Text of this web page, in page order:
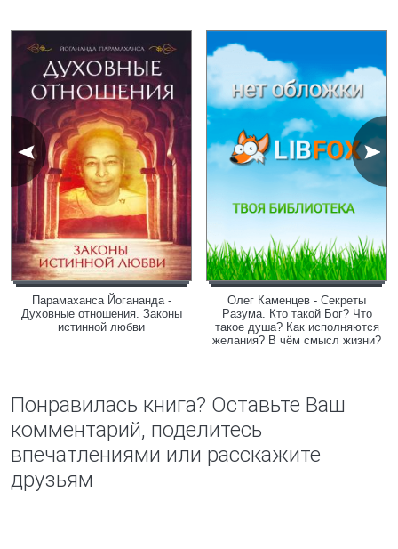
Парамаханса Йогананда -
Духовные отношения. Законы
истинной любви
Олег Каменцев - Секреты
Разума. Кто такой Бог? Что
такое душа? Как исполняются
желания? В чём смысл жизни?
Понравилась книга? Оставьте Ваш
комментарий, поделитесь
впечатлениями или расскажите
друзьям